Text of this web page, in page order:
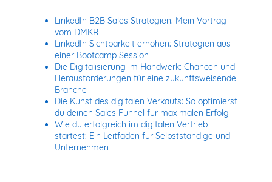
LinkedIn B2B Sales Strategien: Mein Vortrag
vom DMKR
LinkedIn Sichtbarkeit erhöhen: Strategien aus
einer Bootcamp Session
Die Digitalisierung im Handwerk: Chancen und
Herausforderungen für eine zukunftsweisende
Branche
Die Kunst des digitalen Verkaufs: So optimierst
du deinen Sales Funnel für maximalen Erfolg
Wie du erfolgreich im digitalen Vertrieb
startest: Ein Leitfaden für Selbstständige und
Unternehmen